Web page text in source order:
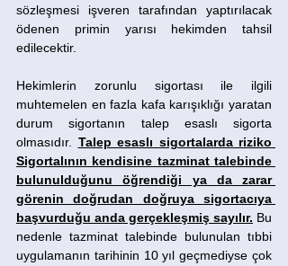
sözleşmesi işveren tarafından yaptırılacak
ödenen primin yarısı hekimden tahsil
edilecektir.
Hekimlerin zorunlu sigortası ile ilgili
muhtemelen en fazla kafa karışıklığı yaratan
durum sigortanın talep esaslı sigorta
olmasıdır. Talep esaslı sigortalarda riziko
Sigortalının kendisine tazminat talebinde
bulunulduğunu öğrendiği ya da zarar
görenin doğrudan doğruya sigortacıya
başvurduğu anda gerçekleşmiş sayılır. Bu
nedenle tazminat talebinde bulunulan tıbbi
uygulamanın tarihinin 10 yıl geçmediyse çok